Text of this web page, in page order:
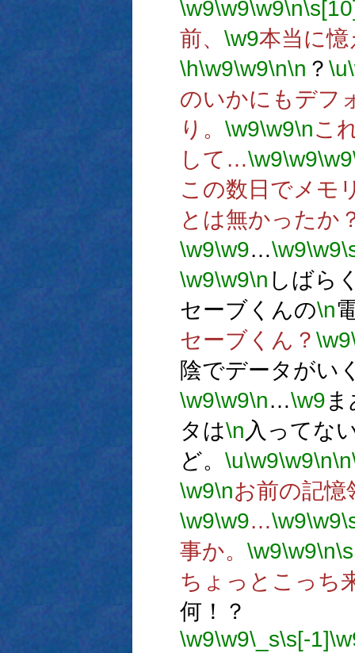
\w9\w9\w9\n
前、 \w9本当に
\h\w9\w9\n\n ？ \u
のいかにもデフ
り。 \w9\w9\nこ
して…\w9\w9\w9
この数日でメモ
とは無かったか
\w9\w9…\w9\w9
\w9\w9\n しばら
セーブくんの\n
セーブくん？ \w9
陰でデータがい
\w9\w9\n…\w9
タは\n 入ってな
ど。 \u\w9\w9\n\n
\w9\nお前の記憶
\w9\w9…\w9\w9
事か。 \w9\w9\n
ちょっとこっち
何！？
\w9\w9\_s\s[-1]